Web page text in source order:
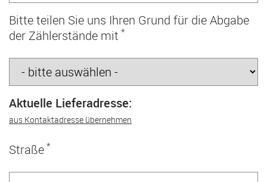
Bitte teilen Sie uns Ihren Grund für die Abgabe
der Zählerstände mit *
Aktuelle Lieferadresse:
aus Kontaktadresse übernehmen
Straße *